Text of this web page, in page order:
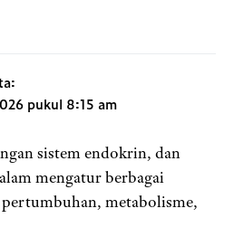
pukul 8:15 am
sistem endokrin, dan
mengatur berbagai
metabolisme,